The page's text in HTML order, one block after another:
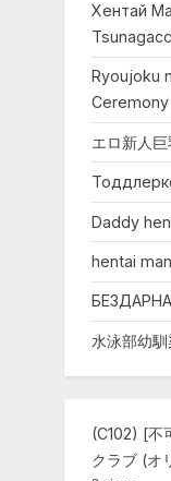
Хентай
Ryoujoku
エロ新人
Daddy
hentai
水泳部幼馴
(C102) [不
クラブ (オ